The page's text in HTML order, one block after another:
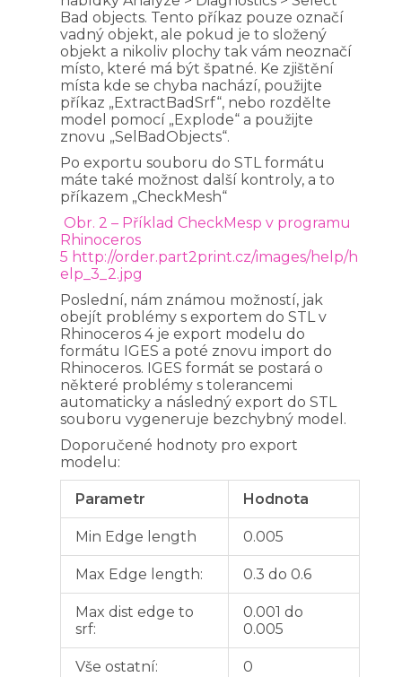
Bad objects. Tento příkaz pouze označí
vadný objekt, ale pokud je to složený
objekt a nikoliv plochy tak vám neoznačí
místo, které má být špatné. Ke zjištění
místa kde se chyba nachází, použijte
příkaz „ExtractBadSrf“, nebo rozdělte
model pomocí „Explode“ a použijte
znovu „SelBadObjects“.
Po exportu souboru do STL formátu
máte také možnost další kontroly, a to
příkazem „CheckMesh“
Obr. 2 – Příklad CheckMesp v programu
Rhinoceros
5 http://order.part2print.cz/images/help/h
elp_3_2.jpg
Poslední, nám známou možností, jak
obejít problémy s exportem do STL v
Rhinoceros 4 je export modelu do
formátu IGES a poté znovu import do
Rhinoceros. IGES formát se postará o
některé problémy s tolerancemi
automaticky a následný export do STL
souboru vygeneruje bezchybný model.
Doporučené hodnoty pro export
modelu:
Parametr Hodnota
Min Edge length 0.005
Max Edge length: 0.3 do 0.6
Max dist edge to
srf:
0.001 do
0.005
Vše ostatní:
0